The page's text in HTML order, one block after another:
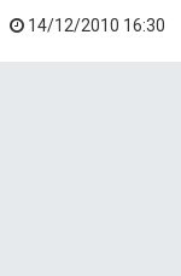
14/12/2010 16:30